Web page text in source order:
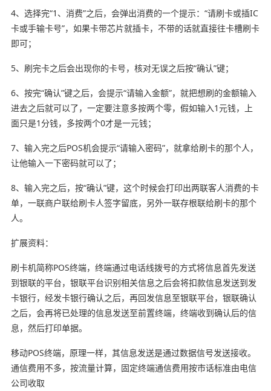
4、选择完“1、消费”之后，会弹出消费的一个提示：“请刷卡或插IC
卡或手输卡号”，如果卡带芯片就插卡，不带的话就直接往卡槽刷卡
即可；
5、刷完卡之后会出现你的卡号，核对无误之后按“确认”键；
6、按完“确认”键之后，会提示“请输入金额”，就把想刷的金额输入
进去之后就可以了，一定要注意多按两个零，假如输入1元钱，上
面只是1分钱，多按两个0才是一元钱；
7、输入完之后POS机会提示“请输入密码”，就拿给刷卡的那个人，
让他输入一下密码就可以了；
8、输入完之后，按“确认”键，这个时候会打印出两联客人消费的卡
单，一联商户联给刷卡人签字留底，另外一联存根联给刷卡的那个
人。
扩展资料：
刷卡机简称POS终端，终端通过电话线拨号的方式将信息首先发送
到银联的平台，银联平台识别相关信息之后会将扣款信息发送到发
卡银行，经发卡银行确认之后，再回发信息至银联平台，银联确认
之后，会再将已处理的信息发送至前置终端，终端收到确认后的信
息，然后打印单据。
移动POS终端，原理一样，其信息发送是通过数据信号发送接收。
通信费用不多，按流量计算，固定终端通信费用按市话标准由电信
公司收取